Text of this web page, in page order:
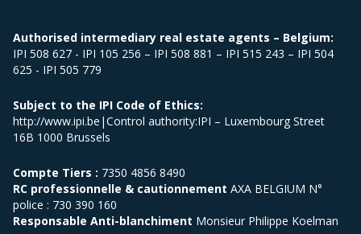
Authorised intermediary real estate agents – Belgium:
IPI 508 627 - IPI 105 256 – IPI 508 881 – IPI 515 243 – IPI 504
625 - IPI 505 779
Subject to the IPI Code of Ethics:
http://www.ipi.be|Control authority:IPI – Luxembourg Street
16B 1000 Brussels
Compte Tiers : 7350 4856 8490
RC professionnelle & cautionnement AXA BELGIUM N°
police : 730 390 160
Responsable Anti-blanchiment Monsieur Philippe Koelman